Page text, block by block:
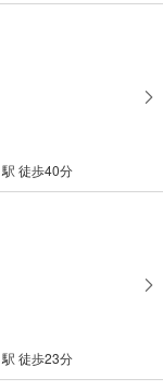
徒歩40分
徒歩23分